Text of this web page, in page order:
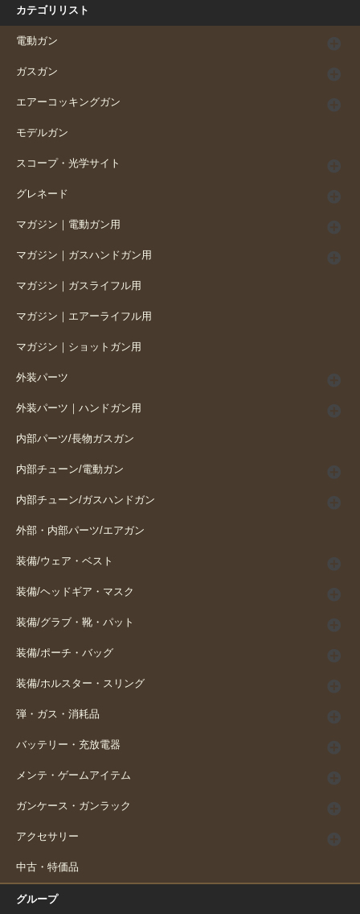
カテゴリリスト
電動ガン
ガスガン
エアーコッキングガン
モデルガン
スコープ・光学サイト
グレネード
マガジン｜電動ガン用
マガジン｜ガスハンドガン用
マガジン｜ガスライフル用
マガジン｜エアーライフル用
マガジン｜ショットガン用
外装パーツ
外装パーツ｜ハンドガン用
内部パーツ/長物ガスガン
内部チューン/電動ガン
内部チューン/ガスハンドガン
外部・内部パーツ/エアガン
装備/ウェア・ベスト
装備/ヘッドギア・マスク
装備/グラブ・靴・パット
装備/ポーチ・バッグ
装備/ホルスター・スリング
弾・ガス・消耗品
バッテリー・充放電器
メンテ・ゲームアイテム
ガンケース・ガンラック
アクセサリー
中古・特価品
グループ